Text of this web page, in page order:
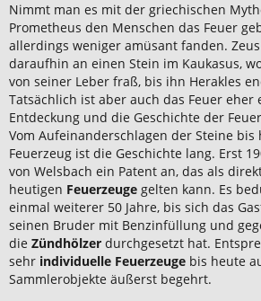
Nimmt man es mit der griechischen
Prometheus den Menschen das Feuer
allerdings weniger amüsant fanden.
daraufhin an einen Stein im Kaukasus,
von seiner Leber fraß, bis ihn Herakles
Tatsächlich ist aber auch das Feuer eher
Entdeckung und die Geschichte der
Vom Aufeinanderschlagen der Steine
Feuerzeug ist die Geschichte lang. Erst
von Welsbach ein Patent an, das als
heutigen Feuerzeuge gelten kann. Es
einmal weiterer 50 Jahre, bis sich das
seinen Bruder mit Benzinfüllung und
die Zündhölzer durchgesetzt hat.
sehr individuelle Feuerzeuge bis heute
Sammlerobjekte äußerst begehrt.